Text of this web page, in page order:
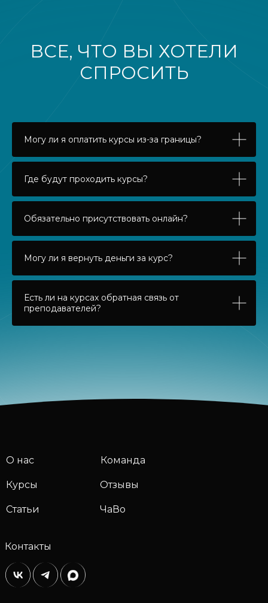
ВСЕ, ЧТО ВЫ ХОТЕЛИ
СПРОСИТЬ
Могу ли я оплатить курсы из-за границы?
Где будут проходить курсы?
Обязательно присутствовать онлайн?
Могу ли я вернуть деньги за курс?
Есть ли на курсах обратная связь от
преподавателей?
О нас
Курсы
Статьи
Команда
Отзывы
ЧаВо
Контакты